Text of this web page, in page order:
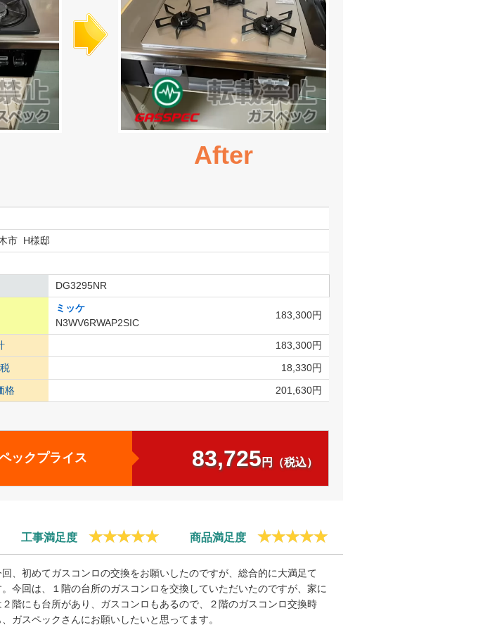
After
市 H様邸
DG3295NR
ミッケ
N3WV6RWAP2SIC
183,300円
183,300円
18,330円
格
201,630円
ックプライス 83,725円（税込）
工事満足度 商品満足度
回、初めてガスコンロの交換をお願いしたのですが、総合的に大満足て
。今回は、１階の台所のガスコンロを交換していただいたのですが、家に
２階にも台所があり、ガスコンロもあるので、２階のガスコンロ交換時
、ガスペックさんにお願いしたいと思ってます。